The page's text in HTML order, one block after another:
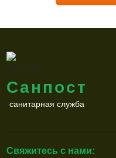
Санпост
санитарная служба
Свяжитесь с нами: